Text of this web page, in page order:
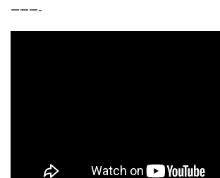
———-